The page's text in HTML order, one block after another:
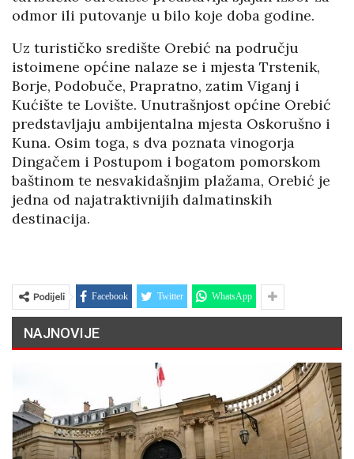
odmor ili putovanje u bilo koje doba godine.
Uz turističko središte Orebić na području
istoimene općine nalaze se i mjesta Trstenik,
Borje, Podobuče, Prapratno, zatim Viganj i
Kućište te Lovište. Unutrašnjost općine Orebić
predstavljaju ambijentalna mjesta Oskorušno i
Kuna. Osim toga, s dva poznata vinogorja
Dingačem i Postupom i bogatom pomorskom
baštinom te nesvakidašnjim plažama, Orebić je
jedna od najatraktivnijih dalmatinskih
destinacija.
Podijeli Facebook Twitter WhatsApp
NAJNOVIJE